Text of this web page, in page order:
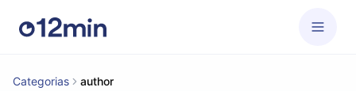
Categorias author